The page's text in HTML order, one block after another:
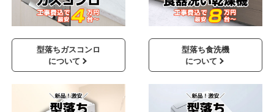
型落ちガスコンロ
について
型落ち食洗機
について